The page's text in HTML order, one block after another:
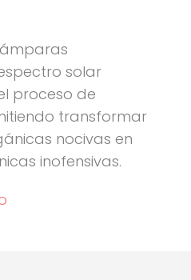
solar
proceso de
transformar
nocivas en
inofensivas.